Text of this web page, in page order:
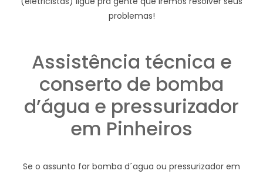
problemas!
Assistência técnica e
conserto de bomba
d’água e pressurizador
em Pinheiros
Se o assunto for bomba d´agua ou pressurizador em